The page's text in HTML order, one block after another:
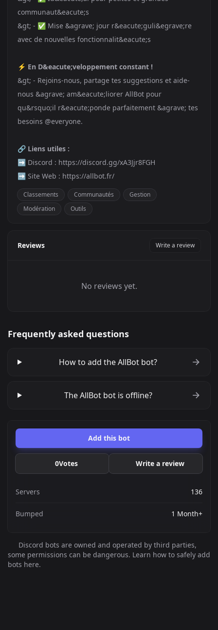
communaut&eacute;s
&gt; - ✅ Mise &agrave; jour r&eacute;guli&egrave;re
avec de nouvelles fonctionnalit&eacute;s
⚡ En D&eacute;veloppement constant !
&gt; - Rejoins-nous, partage tes suggestions et aide-
nous &agrave; am&eacute;liorer AllBot pour
qu&rsquo;il r&eacute;ponde parfaitement &agrave; tes
besoins @everyone.
🔗 Liens utiles :
➡️ Discord : https://discord.gg/xA3Jjr8FGH
➡️ Site Web : https://allbot.fr/
Classements Communautés
Gestion
Modération
Outils
Reviews Write a review
No reviews yet.
Frequently asked questions
How to add the AllBot bot?
The AllBot bot is offline?
Add this bot
0Votes Write a review
Servers 136
Bumped 1 Month+
Discord bots are owned and operated by third parties,
some permissions can be dangerous. Learn how to safely add
bots here.